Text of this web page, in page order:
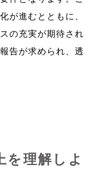
が進むとともに、
の充実が期待され
告が求められ、透
を理解しよ